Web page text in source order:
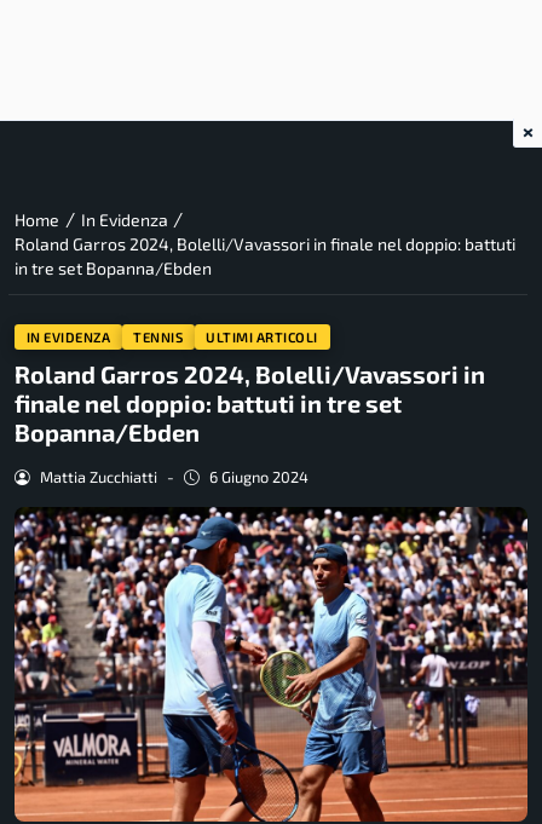
Home / In Evidenza /
Roland Garros 2024, Bolelli/Vavassori in finale nel doppio: battuti
in tre set Bopanna/Ebden
IN EVIDENZA TENNIS ULTIMI ARTICOLI
Roland Garros 2024, Bolelli/Vavassori in
finale nel doppio: battuti in tre set
Bopanna/Ebden
Mattia Zucchiatti - 6 Giugno 2024
×